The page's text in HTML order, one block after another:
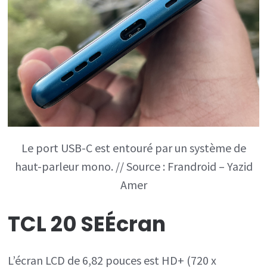
Le port USB-C est entouré par un système de
haut-parleur mono. // Source : Frandroid – Yazid
Amer
TCL 20 SEÉcran
L’écran LCD de 6,82 pouces est HD+ (720 x